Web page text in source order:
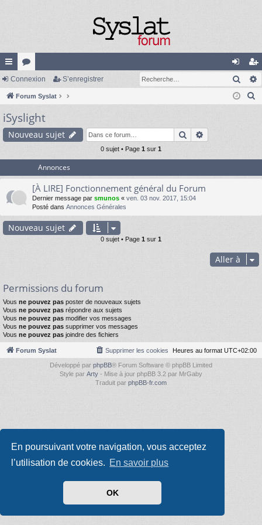
En poursuivant votre navigation, vous acceptez
l’utilisation de cookies. En savoir plus
OK
cc
ès
ra
pi
or
u
m
s
on
ne
’e
nr
Connexion S’enregistrer
Forum Syslat
r
iSyslight
Nouveau sujet Rechercher
0 sujet • Page 1 sur 1
Annonces
[À LIRE] Fonctionnement général du Forum
Dernier message par smunos « ven. 03 nov. 2017, 15:04
Posté dans Annonces Générales
Nouveau sujet
0 sujet • Page 1 sur 1
Aller à
Permissions du forum
Vous ne pouvez pas poster de nouveaux sujets
Vous ne pouvez pas répondre aux sujets
Vous ne pouvez pas modifier vos messages
Vous ne pouvez pas supprimer vos messages
Vous ne pouvez pas joindre des fichiers
Forum Syslat Heures au format UTC+02:00
Supprimer les cookies
Développé par phpBB® Forum Software © phpBB Limited
Style par Arty - Mise à jour phpBB 3.2 par MrGaby
Traduit par phpBB-fr.com